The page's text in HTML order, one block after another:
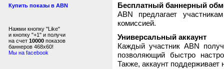
Купить показы в ABN
Нажми кнопку "Like"
и кнопку "+1" и получи
на счет 10000 показов
баннеров 468x60!
Мы на facebook
Бесплатный баннерный
ABN предлагает
комиссией.
Универсальный аккаунт
Каждый участник ABN
позволяющий быстро
Также, аккаунт поддерживает